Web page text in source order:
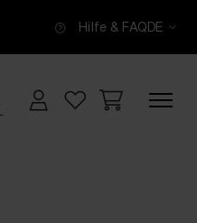
Hilfe & FAQDE